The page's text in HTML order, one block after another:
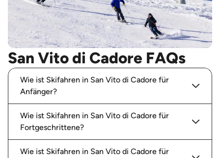
San Vito di Cadore FAQs
Wie ist Skifahren in San Vito di Cadore für
Anfänger?
Wie ist Skifahren in San Vito di Cadore für
Fortgeschrittene?
Wie ist Skifahren in San Vito di Cadore für